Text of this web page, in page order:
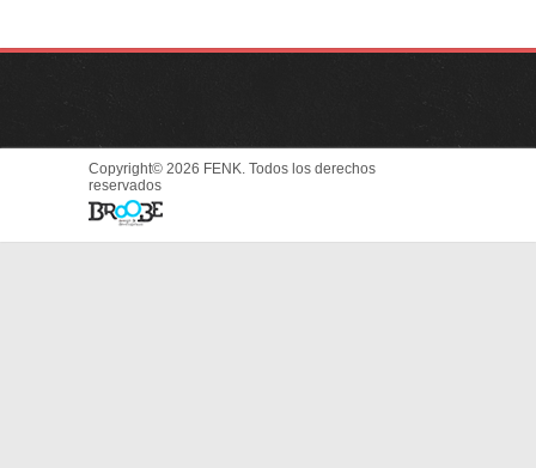
Copyright© 2026 FENK. Todos los derechos
reservados